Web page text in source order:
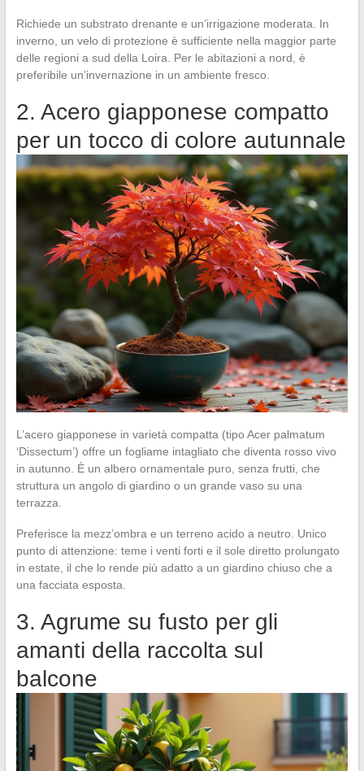
Richiede un substrato drenante e un’irrigazione moderata. In
inverno, un velo di protezione è sufficiente nella maggior parte
delle regioni a sud della Loira. Per le abitazioni a nord, è
preferibile un’invernazione in un ambiente fresco.
2. Acero giapponese compatto
per un tocco di colore autunnale
L’acero giapponese in varietà compatta (tipo Acer palmatum
‘Dissectum’) offre un fogliame intagliato che diventa rosso vivo
in autunno. È un albero ornamentale puro, senza frutti, che
struttura un angolo di giardino o un grande vaso su una
terrazza.
Preferisce la mezz’ombra e un terreno acido a neutro. Unico
punto di attenzione: teme i venti forti e il sole diretto prolungato
in estate, il che lo rende più adatto a un giardino chiuso che a
una facciata esposta.
3. Agrume su fusto per gli
amanti della raccolta sul
balcone